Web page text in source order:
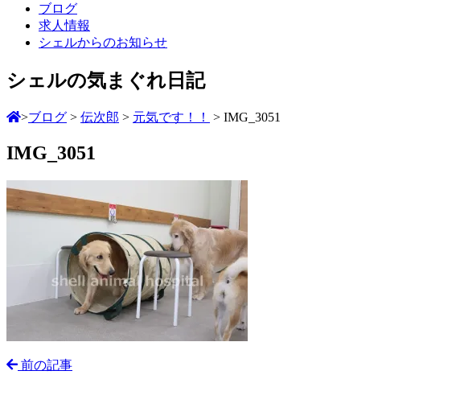
ブログ
求人情報
シェルからのお知らせ
シェルの気まぐれ日記
>ブログ > 伝次郎 > 元気です！！ > IMG_3051
IMG_3051
前の記事